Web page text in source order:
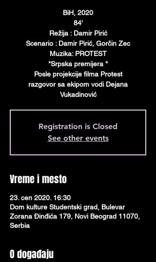
BiH, 2020
84'
Režija : Damir Pirić
Scenario : Damir Pirić, Gorčin Zec
Muzika: PROTEST
*Srpska premijera *
Posle projekcije filma Protest
razgovor sa ekipom vodi Dejana
Vukadinović
Registration is Closed
See other events
Vreme i mesto
23. сеп 2020. 16:30
Dom kulture Studentski grad, Bulevar
Zorana Đinđića 179, Novi Beograd 11070,
Serbia
O događaju